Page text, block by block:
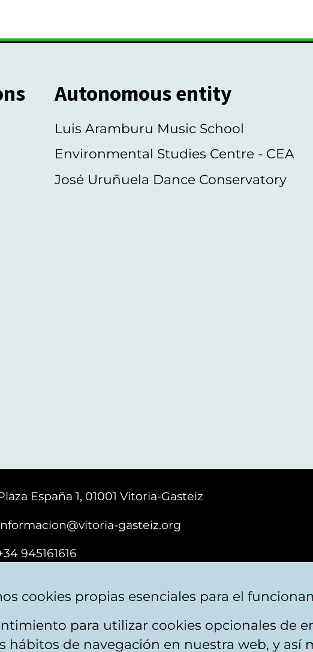
Autonomous entity
Luis Aramburu Music School
Environmental Studies Centre - CEA
José Uruñuela Dance Conservatory
España 1, 01001 Vitoria-Gasteiz
gasteiz.org
945161616
Website map Accessibility Contact
cookies propias esenciales para el
para utilizar cookies opcionales de
hábitos de navegación en nuestra web, y así